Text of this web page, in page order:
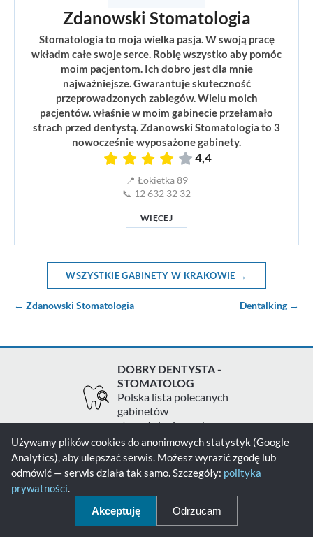
Zdanowski Stomatologia
Stomatologia to moja wielka pasja. W swoją pracę
wkładm całe swoje serce. Robię wszystko aby pomóc
moim pacjentom. Ich dobro jest dla mnie
najważniejsze. Gwarantuje skuteczność
przeprowadzonych zabiegów. Wielu moich
pacjentów. właśnie w moim gabinecie przełamało
strach przed dentystą. Zdanowski Stomatologia to 3
nowocześnie wyposażone gabinety.
4,4
📍 Łokietka 89
📞 12 632 32 32
WIĘCEJ
WSZYSTKIE GABINETY W KRAKOWIE →
← Zdanowski Stomatologia Dentalking →
DOBRY DENTYSTA -
STOMATOLOG
Polska lista polecanych
gabinetów
stomatologicznych
Zgłoś gabinet Kontakt
Polityka prywatności
Polityka cookies
© 2026 - Dobry Dentysta - Stomatolog - Wszelkie prawa zastrzeżone
Używamy plików cookies do anonimowych statystyk (Google
Analytics), aby ulepszać serwis. Możesz wyrazić zgodę lub
odmówić — serwis działa tak samo. Szczegóły: polityka
prywatności.
Akceptuję Odrzucam